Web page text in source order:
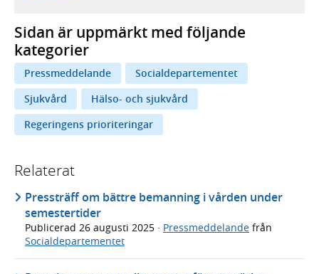
Sidan är uppmärkt med följande
kategorier
Pressmeddelande
Socialdepartementet
Sjukvård
Hälso- och sjukvård
Regeringens prioriteringar
Relaterat
Pressträff om bättre bemanning i vården under
semestertider
Publicerad 26 augusti 2025 · Pressmeddelande från
Socialdepartementet